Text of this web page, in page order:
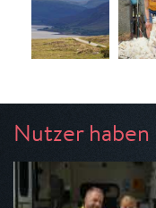
Nutzer haben